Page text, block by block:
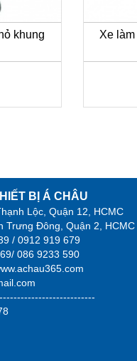
khung
Xe
BỊ Á CHÂU
Lộc, Quận 12, HCMC
Trưng Đông, Quận 2, HCMC
/ 0912 919 679
086 9233 590